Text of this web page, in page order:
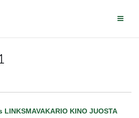
KINO JUOSTA